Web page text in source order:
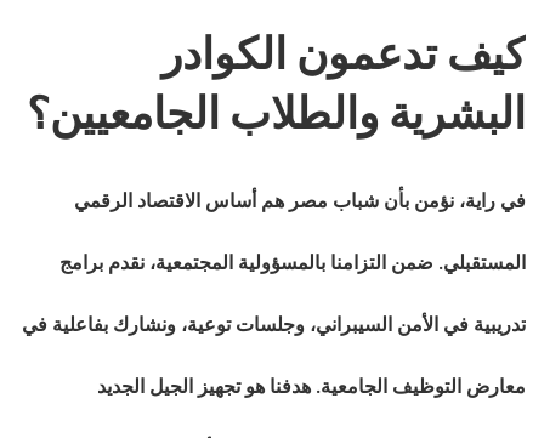
كيف تدعمون الكوادر
البشرية والطلاب الجامعيين؟
في راية، نؤمن بأن شباب مصر هم أساس الاقتصاد الرقمي
المستقبلي. ضمن التزامنا بالمسؤولية المجتمعية، نقدم برامج
تدريبية في الأمن السيبراني، وجلسات توعية، ونشارك بفاعلية في
معارض التوظيف الجامعية. هدفنا هو تجهيز الجيل الجديد